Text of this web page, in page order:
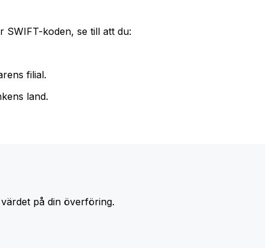
koden, se till att du:
filial.
land.
på din överföring.